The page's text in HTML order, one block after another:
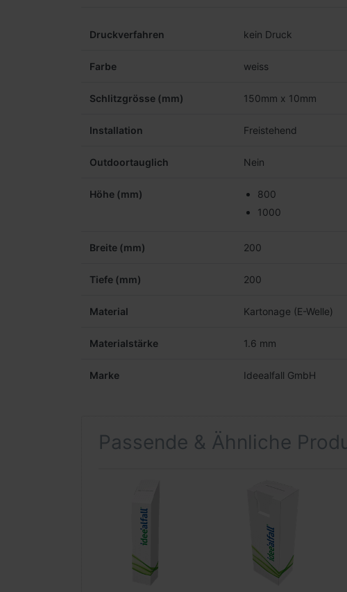
Druckverfahren kein Druck
Farbe weiss
Schlitzgrösse (mm) 150mm x 10mm
Installation Freistehend
Outdoortauglich Nein
Höhe (mm)
800
1000
Breite (mm) 200
Tiefe (mm) 200
Material Kartonage (E-Welle)
Materialstärke 1.6 mm
Marke Ideealfall GmbH
Passende & Ähnliche